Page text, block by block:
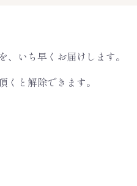
いち早くお届けします。
くと解除できます。